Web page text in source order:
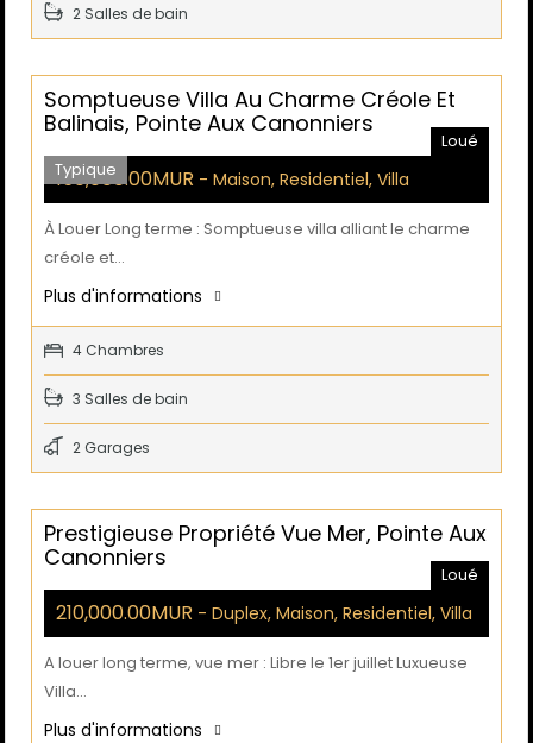
2 Salles de bain
Somptueuse Villa Au Charme Créole Et
Balinais, Pointe Aux Canonniers
Typique
Loué
150,000.00MUR - Maison, Residentiel, Villa
À Louer Long terme : Somptueuse villa alliant le charme
créole et…
Plus d'informations
4 Chambres
3 Salles de bain
2 Garages
Prestigieuse Propriété Vue Mer, Pointe Aux
Canonniers
Loué
210,000.00MUR - Duplex, Maison, Residentiel, Villa
A louer long terme, vue mer : Libre le 1er juillet Luxueuse
Villa…
Plus d'informations